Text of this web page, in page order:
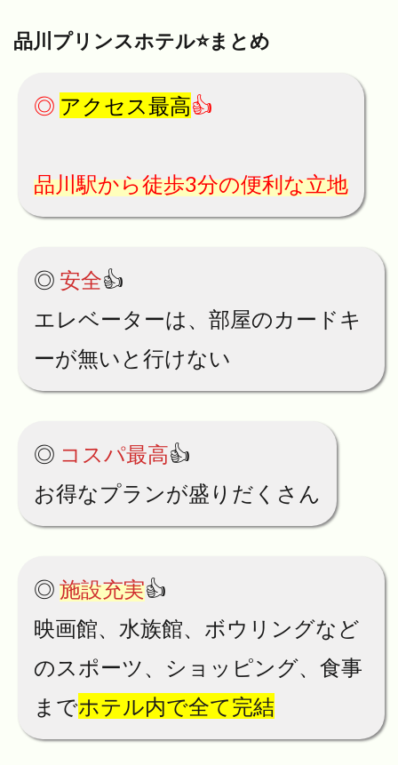
品川プリンスホテル⭐️まとめ
◎ アクセス最高👍
品川駅から徒歩3分の便利な立地
◎ 安全👍
エレベーターは、部屋のカードキ
ーが無いと行けない
◎ コスパ最高👍
お得なプランが盛りだくさん
◎ 施設充実👍
映画館、水族館、ボウリングなど
のスポーツ、ショッピング、食事
までホテル内で全て完結